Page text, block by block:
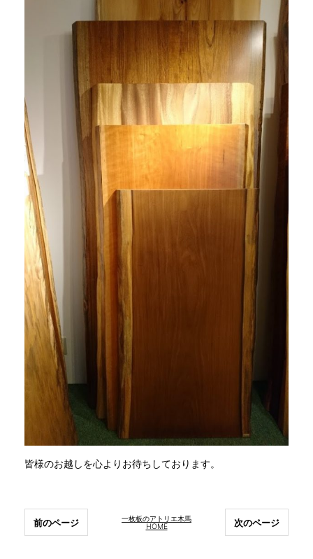
皆様のお越しを心よりお待ちしております。
一枚板のアトリエ木馬
HOME
前のページ 次のページ